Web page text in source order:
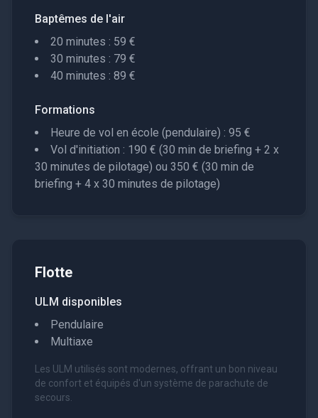
Baptêmes de l'air
20 minutes : 59 €
30 minutes : 79 €
40 minutes : 89 €
Formations
Heure de vol en école (pendulaire) : 95 €
Vol d'initiation : 190 € (30 min de briefing + 2 x
30 minutes de pilotage) ou 350 € (30 min de
briefing + 4 x 30 minutes de pilotage)
Flotte
ULM disponibles
Pendulaire
Multiaxe
Les ULM utilisés sont modernes, offrant un bon niveau
de confort et équipés d'un système de parachute de
secours.